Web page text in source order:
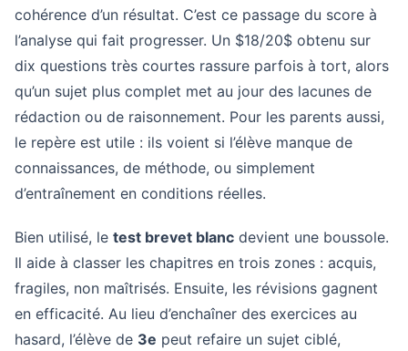
cohérence d’un résultat. C’est ce passage du score à
l’analyse qui fait progresser. Un $18/20$ obtenu sur
dix questions très courtes rassure parfois à tort, alors
qu’un sujet plus complet met au jour des lacunes de
rédaction ou de raisonnement. Pour les parents aussi,
le repère est utile : ils voient si l’élève manque de
connaissances, de méthode, ou simplement
d’entraînement en conditions réelles.
Bien utilisé, le test brevet blanc devient une boussole.
Il aide à classer les chapitres en trois zones : acquis,
fragiles, non maîtrisés. Ensuite, les révisions gagnent
en efficacité. Au lieu d’enchaîner des exercices au
hasard, l’élève de 3e peut refaire un sujet ciblé,